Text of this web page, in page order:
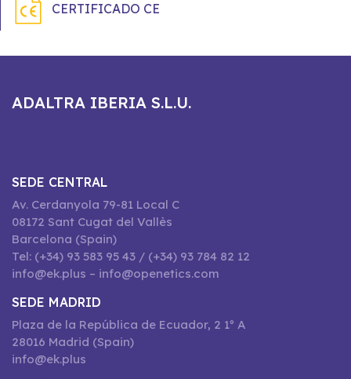
CERTIFICADO CE
ADALTRA IBERIA S.L.U.
SEDE CENTRAL
Av. Cerdanyola 79-81 Local C
08172 Sant Cugat del Vallès
Barcelona (Spain)
Tel: (+34) 93 583 95 43 / (+34) 93 784 82 12
info@ek.plus – info@openetics.com
SEDE MADRID
Plaza de la República de Ecuador, 2 1º A
28016 Madrid (Spain)
info@ek.plus